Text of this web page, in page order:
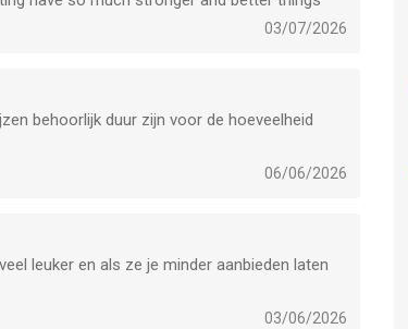
03/07/2026
behoorlijk duur zijn voor de hoeveelheid
06/06/2026
leuker en als ze je minder aanbieden laten
03/06/2026